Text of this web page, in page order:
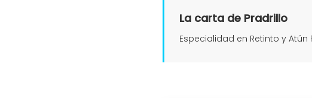
La carta de Pradrillo
Especialidad en Retinto y Atún